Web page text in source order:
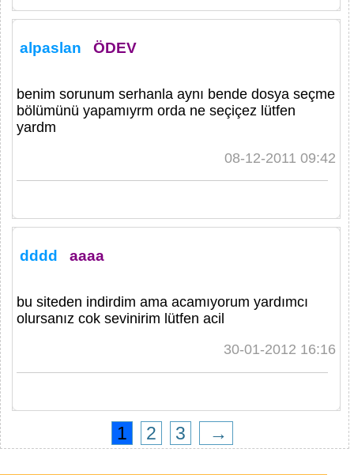
alpaslan ÖDEV
benim sorunum serhanla aynı bende dosya seçme
bölümünü yapamıyrm orda ne seçiçez lütfen
yardm
08-12-2011 09:42
dddd aaaa
bu siteden indirdim ama acamıyorum yardımcı
olursanız cok sevinirim lütfen acil
30-01-2012 16:16
1 2 3 →